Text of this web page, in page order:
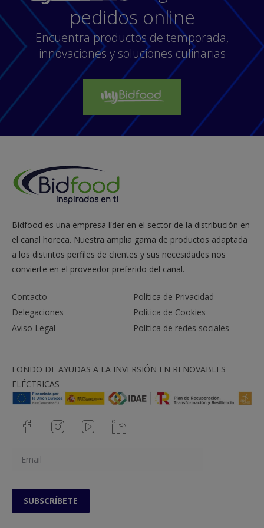
(que no vuelva a
fundirse)
Calcic
Dura (fría o
caliente)
Agar
Fría y muy dura
dura (tagliatelle)
Gellan
Perlas con jeringa
Texturas
aéreas
Aire (frío o
caliente)
Lecite
Aire de alcohol
puro
Espuma caliente
Metil
Espuma cremosa
Xantana
Emulsión
Sucro
Sferificación Básica
pedidos online
Encuentra productos de temporada,
innovaciones y soluciones culinarias
Bidfood es una empresa líder en el sector de la distribución en
el canal horeca. Nuestra amplia gama de productos adaptada
a los distintos perfiles de clientes y sus necesidades nos
convierte en el proveedor preferido del canal.
Contacto
Política de Privacidad
Delegaciones
Política de Cookies
Aviso Legal
Política de redes sociales
FONDO DE AYUDAS A LA INVERSIÓN EN RENOVABLES
ELÉCTRICAS